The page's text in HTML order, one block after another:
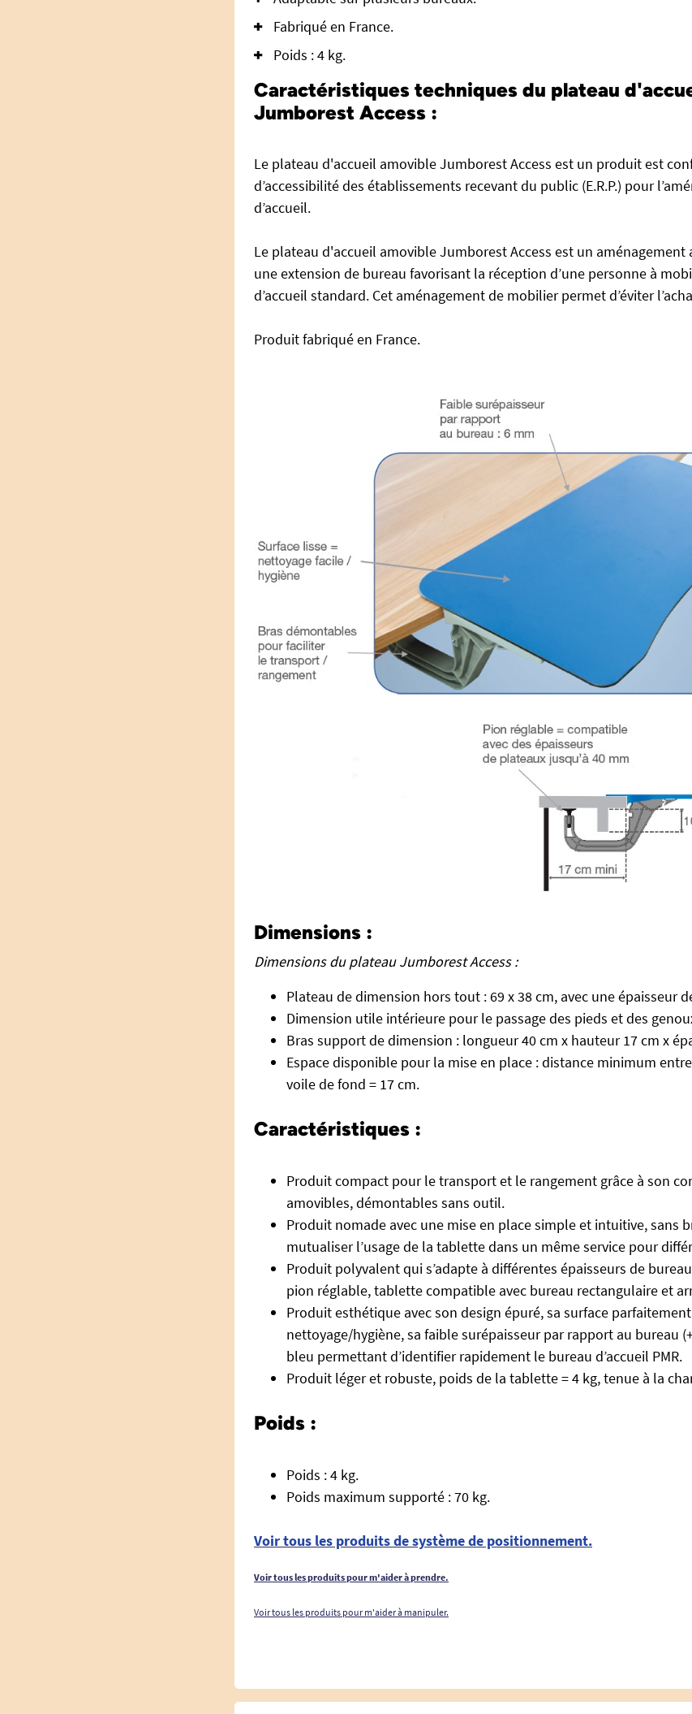
Fabriqué en France.
Poids : 4 kg.
Caractéristiques techniques du plateau
Jumborest Access :
Le plateau d'accueil amovible Jumborest Access est un produit est
d’accessibilité des établissements recevant du public (E.R.P.) pour
d’accueil.
Le plateau d'accueil amovible Jumborest Access est un
une extension de bureau favorisant la réception d’une personne à
d’accueil standard. Cet aménagement de mobilier permet d’éviter
Produit fabriqué en France.
Dimensions :
Dimensions du plateau Jumborest Access :
Plateau de dimension hors tout : 69 x 38 cm, avec une épaisseur
Dimension utile intérieure pour le passage des pieds et des
Bras support de dimension : longueur 40 cm x hauteur 17 cm x
Espace disponible pour la mise en place : distance minimum
voile de fond = 17 cm.
Caractéristiques :
Produit compact pour le transport et le rangement grâce à son
amovibles, démontables sans outil.
Produit nomade avec une mise en place simple et intuitive, sans
mutualiser l’usage de la tablette dans un même service pour
Produit polyvalent qui s’adapte à différentes épaisseurs de
pion réglable, tablette compatible avec bureau rectangulaire et
Produit esthétique avec son design épuré, sa surface
nettoyage/hygiène, sa faible surépaisseur par rapport au bureau
bleu permettant d’identifier rapidement le bureau d’accueil PMR.
Produit léger et robuste, poids de la tablette = 4 kg, tenue à la
Poids :
Poids : 4 kg.
Poids maximum supporté : 70 kg.
Voir tous les produits de système de positionnement.
Voir tous les produits pour m'aider à prendre.
Voir tous les produits pour m'aider à manipuler.